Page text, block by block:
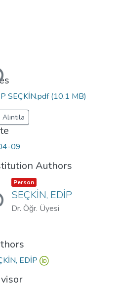
SEÇKİN.pdf(10.1 MB)
Alıntıla
09
Authors
Item type:
Person ,
SEÇKİN, EDİP
Dr. Öğr. Üyesi
EDİP